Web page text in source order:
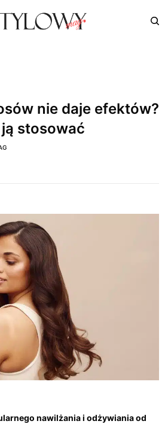
nie daje efektów?
stosować
nawilżania i odżywiania od